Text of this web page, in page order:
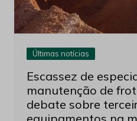
Últimas notícias
Escassez de
manutenção de
debate sobre